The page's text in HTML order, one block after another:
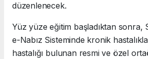
düzenlenecek.
Yüz yüze eğitim başladıktan sonra,
e-Nabız Sisteminde kronik
hastalığı bulunan resmi ve özel